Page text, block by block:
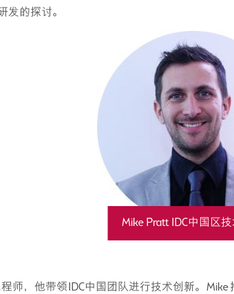
发的探讨。
Mike Pratt IDC中国区
师，他带领IDC中国团队进行技术创新。Mike